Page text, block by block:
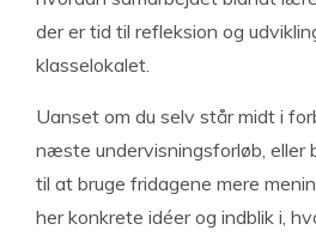
der er tid til refleksion og
klasselokalet.
Uanset om du selv står midt i
næste undervisningsforløb, eller
til at bruge fridagene mere
her konkrete idéer og indblik i,